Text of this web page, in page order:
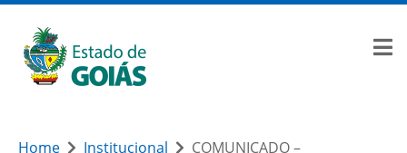
Home Institucional
COMUNICADO –